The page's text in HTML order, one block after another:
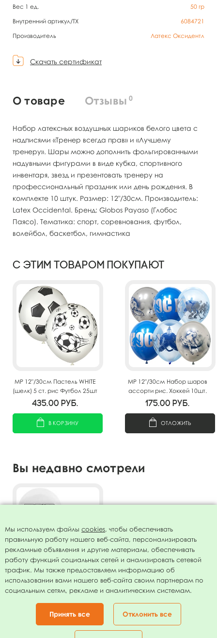
Вес 1 ед.
50 гр
Внутренний артикул/TX
6084721
Производитель
Латекс Оксидентл
Скачать сертификат
О товаре Отзывы 0
Набор латексных воздушных шариков белого цвета с
надписями «Тренер всегда прав» и «Лучшему
тренеру». Шары можно дополнить фольгированными
надувными фигурами в виде кубка, спортивного
инвентаря, звезд и презентовать тренеру на
профессиональный праздник или день рождения. В
комплекте 10 штук. Размер: 12"/30см. Производитель:
Latex Occidental. Бренд: Globos Payaso (Глобос
Паясо). Тематика: спорт, соревнования, футбол,
волейбол, баскетбол, гимнастика
С этим товаром покупают
MP 12"/30см Пастель WHITE
(шелк) 5 ст. рис Футбол 25шт
435.00 руб.
В КОРЗИНУ
MP 12"/30см Набор шаров
ассорти рис. Хоккей 10шт.
175.00 руб.
ОТЛОЖИТЬ
Вы недавно смотрели
Воздушные шары WHITE рис.
Лучшему тренеру 10шт
12"/30см
164.00руб.
Мы используем файлы cookies, чтобы обеспечивать
правильную работу нашего веб-сайта, персонализировать
рекламные объявления и другие материалы, обеспечивать
работу функций социальных сетей и анализировать сетевой
трафик. Мы также предоставляем информацию об
использовании вами нашего веб-сайта своим партнерам по
социальным сетям, рекламе и аналитическим системам.
Принять все Отклонить все